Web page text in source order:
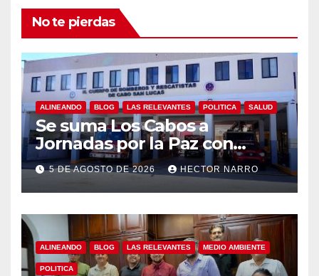
No te pierdas
ALINEANDO BLOG LAS RELEVANTES POLITICA SALUD
Se suma Los Cabos a
Jornadas por la Paz con
capacitación en primeros
auxilios para jóvenes
5 DE AGOSTO DE 2026 HECTOR NARRO
ALINEANDO BLOG LAS RELEVANTES MEDIO AMBIENTE
POLITICA